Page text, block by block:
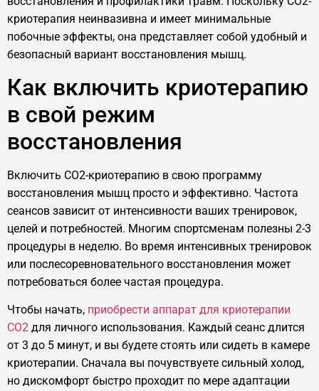
криотерапия неинвазивна и имеет минимальные
побочные эффекты, она представляет собой удобный и
безопасный вариант восстановления мышц.
Как включить криотерапию
в свой режим
восстановления
Включить CO2-криотерапию в свою программу
восстановления мышц просто и эффективно. Частота
сеансов зависит от интенсивности ваших тренировок,
целей и потребностей. Многим спортсменам полезны 2-3
процедуры в неделю. Во время интенсивных тренировок
или послесоревновательного восстановления может
потребоваться более частая процедура.
Чтобы начать, приобрести аппарат для криотерапии
CO2 для личного использования. Каждый сеанс длится
от 3 до 5 минут, и вы будете стоять или сидеть в камере
криотерапии. Сначала вы почувствуете сильный холод,
но дискомфорт быстро проходит по мере адаптации